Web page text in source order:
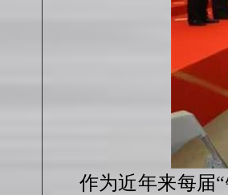
作为近年来每届“